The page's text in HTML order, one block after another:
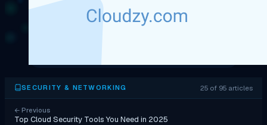
SECURITY & NETWORKING 25 of 95 articles
← Previous
Top Cloud Security Tools You Need in 2025